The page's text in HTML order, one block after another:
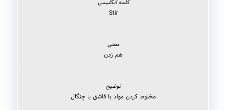
Stir
هم زدن
مخلوط کردن مواد با قاشق یا چنگال